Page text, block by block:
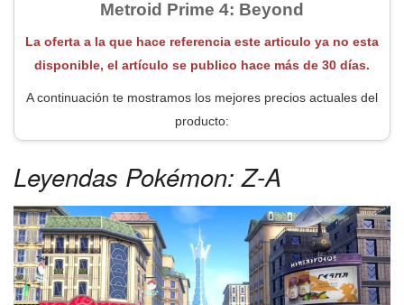
Metroid Prime 4: Beyond
La oferta a la que hace referencia este articulo ya no esta
disponible, el artículo se publico hace más de 30 días.
A continuación te mostramos los mejores precios actuales del
producto:
Leyendas Pokémon: Z-A